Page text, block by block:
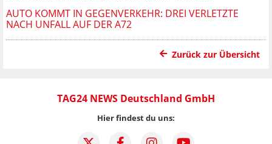
AUTO KOMMT IN GEGENVERKEHR: DREI VERLETZTE
NACH UNFALL AUF DER A72
Zurück zur Übersicht
TAG24 NEWS Deutschland GmbH
Hier findest du uns: